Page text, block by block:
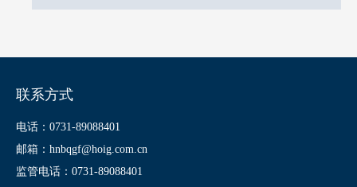
联系方式
电话：0731-89088401
邮箱：hnbqgf@hoig.com.cn
监管电话：0731-89088401